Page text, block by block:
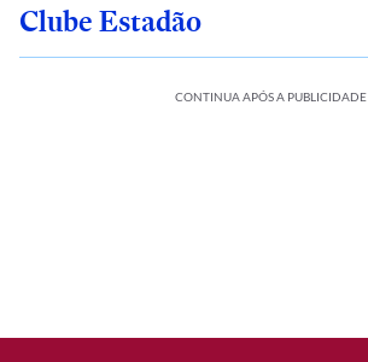
Clube Estadão
CONTINUA APÓS A PUBLICIDADE